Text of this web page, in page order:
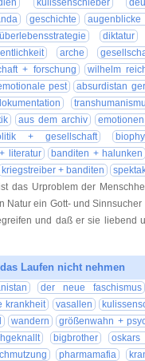
kulissenschieber
geschichte
überlebensstrategie
diktatur
arche
+ forschung
wilhelm
pest
absurdistan
aus dem archiv
+ gesellschaft
literatur
banditen + halunken
kriegstreiber + banditen
das Urproblem der
Natur ein Gott- und
und daß er sie
Laufen nicht nehmen
der neue faschismus
krankheit vasallen
wandern
größenwahn +
bigbrother
oskars
pharmamafia